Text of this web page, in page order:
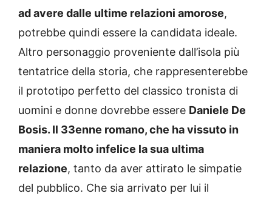
ad avere dalle ultime relazioni amorose,
potrebbe quindi essere la candidata ideale.
Altro personaggio proveniente dall’isola più
tentatrice della storia, che rappresenterebbe
il prototipo perfetto del classico tronista di
uomini e donne dovrebbe essere Daniele De
Bosis. Il 33enne romano, che ha vissuto in
maniera molto infelice la sua ultima
relazione, tanto da aver attirato le simpatie
del pubblico. Che sia arrivato per lui il